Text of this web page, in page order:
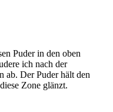
Puder in den oben
ich nach der
ab. Der Puder hält den
Zone glänzt.